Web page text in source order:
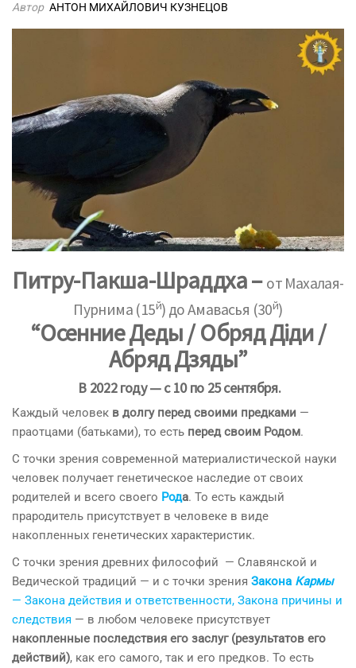
Автор АНТОН МИХАЙЛОВИЧ КУЗНЕЦОВ
Питру-Пакша-Шраддха – от Махалая-
Пурнима (15й) до Амавасья (30й)
“Осенние Деды / Обряд Дiди /
Абряд Дзяды”
В 2022 году — с 10 по 25 сентября.
Каждый человек в долгу перед своими предками —
праотцами (батьками), то есть перед своим Родом.
С точки зрения современной материалистической науки
человек получает генетическое наследие от своих
родителей и всего своего Рода. То есть каждый
прародитель присутствует в человеке в виде
накопленных генетических характеристик.
С точки зрения древних философий — Славянской и
Ведической традиций — и с точки зрения Закона Кармы
— Закона действия и ответственности, Закона причины и
следствия — в любом человеке присутствует
накопленные последствия его заслуг (результатов его
действий), как его самого, так и его предков. То есть